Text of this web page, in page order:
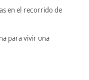
en el recorrido de
para vivir una